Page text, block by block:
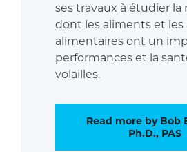
ses travaux à étudier la
dont les aliments et les
alimentaires ont un
performances et la
volailles.
Read more by Bob
Ph.D., PAS